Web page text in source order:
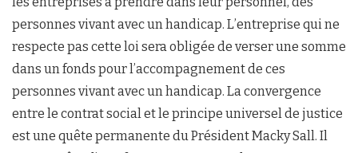
personnes vivant avec un handicap. L’entreprise qui ne
respecte pas cette loi sera obligée de verser une somme
dans un fonds pour l’accompagnement de ces
personnes vivant avec un handicap. La convergence
entre le contrat social et le principe universel de justice
est une quête permanente du Président Macky Sall. Il